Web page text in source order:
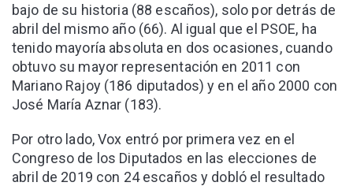
bajo de su historia (88 escaños), solo por detrás de
abril del mismo año (66). Al igual que el PSOE, ha
tenido mayoría absoluta en dos ocasiones, cuando
obtuvo su mayor representación en 2011 con
Mariano Rajoy (186 diputados) y en el año 2000 con
José María Aznar (183).
Por otro lado, Vox entró por primera vez en el
Congreso de los Diputados en las elecciones de
abril de 2019 con 24 escaños y dobló el resultado